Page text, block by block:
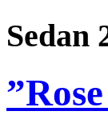
Sedan